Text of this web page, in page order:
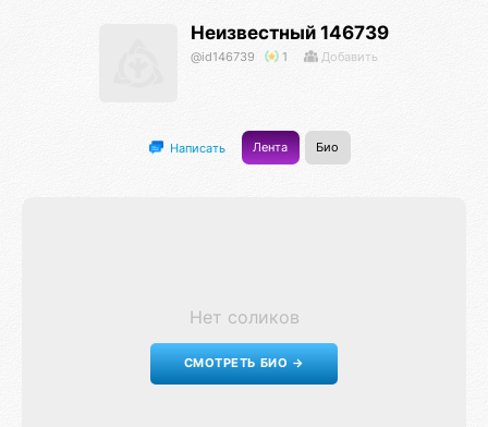
Неизвестный 146739
@id146739 1 Добавить
Написать Лента Био
Нет соликов
СМОТРЕТЬ БИО →